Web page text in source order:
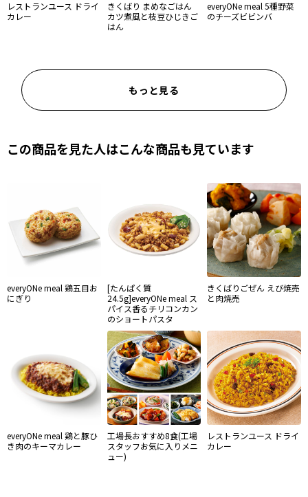
レストランユース ドライ
カレー
きくばり まめなごはん
カツ煮風と枝豆ひじきご
はん
everyONe meal 5種野菜
のチーズビビンバ
もっと見る
この商品を見た人はこんな商品も見ています
everyONe meal 鶏五目お
にぎり
[たんぱく質
24.5g]everyONe meal ス
パイス香るチリコンカン
のショートパスタ
きくばりごぜん えび焼売
と肉焼売
everyONe meal 鶏と豚ひ
き肉のキーマカレー
工場長おすすめ8食(工場
スタッフお気に入りメニ
ュー)
レストランユース ドライ
カレー